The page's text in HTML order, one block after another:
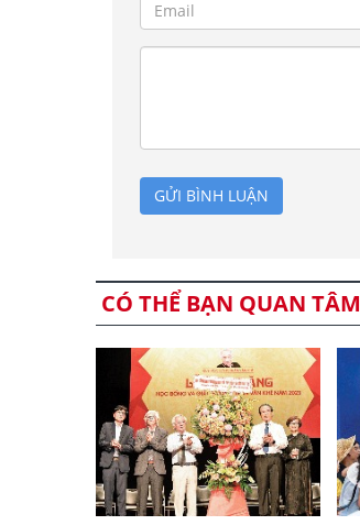
GỬI BÌNH LUẬN
CÓ THỂ BẠN QUAN TÂM